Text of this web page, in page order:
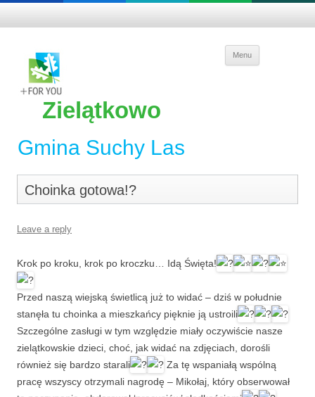
Zielątkowo
Gmina Suchy Las
Menu
Choinka gotowa!?
Leave a reply
Krok po kroku, krok po kroczku… Idą Święta!
Przed naszą wiejską świetlicą już to widać – dziś w południe
stanęła tu choinka a mieszkańcy pięknie ją ustroili
Szczególne zasługi w tym względzie miały oczywiście nasze
zielątkowskie dzieci, choć, jak widać na zdjęciach, dorośli
również się bardzo starali
Za tę wspaniałą wspólną
pracę wszyscy otrzymali nagrodę – Mikołaj, który obserwował